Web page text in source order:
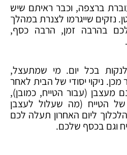
ברצפה, וכבר ראיתם שיש
נזקים שייגרמו לצנרת במהלך
בהרבה זמן, הרבה כסף,
בכל יום. מי שמתעצל,
ניקוי יסודי של הבית לאחר
מעצבן (עבור הטייח, כמובן),
הטייח (מה שעלול לעצבן
ליום האחרון תעלה לכם
וגם בכסף שלכם.